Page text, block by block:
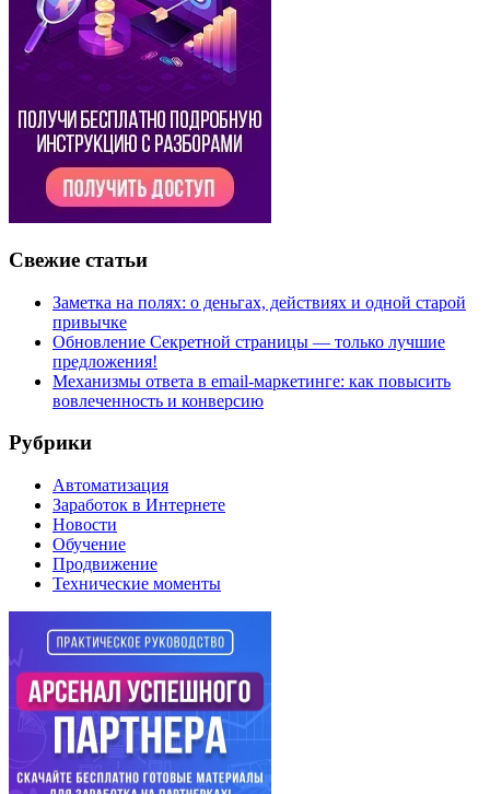
Свежие статьи
Заметка на полях: о деньгах, действиях и одной старой
привычке
Обновление Секретной страницы — только лучшие
предложения!
Механизмы ответа в email-маркетинге: как повысить
вовлеченность и конверсию
Рубрики
Автоматизация
Заработок в Интернете
Новости
Обучение
Продвижение
Технические моменты